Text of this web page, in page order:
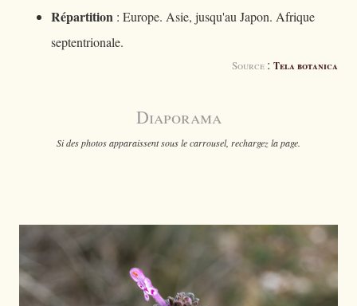
Répartition : Europe. Asie, jusqu'au Japon. Afrique
septentrionale.
Source : Tela botanica
Diaporama
Si des photos apparaissent sous le carrousel, rechargez la page.